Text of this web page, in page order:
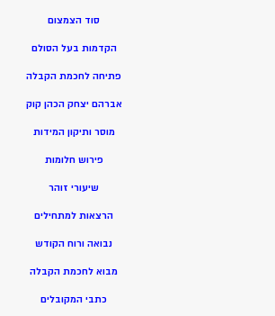
סוד הצמצום
הקדמות בעל הסולם
פתיחה לחכמת הקבלה
אברהם יצחק הכהן קוק
מוסר ותיקון המידות
פירוש חלומות
שיעורי זוהר
הרצאות למתחילים
נבואה ורוח הקודש
מבוא לחכמת הקבלה
כתבי המקובלים